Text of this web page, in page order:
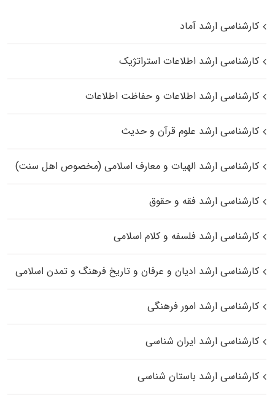
کارشناسی ارشد آماد
کارشناسی ارشد اطلاعات استراتژیک
کارشناسی ارشد اطلاعات و حفاظت اطلاعات
کارشناسی ارشد علوم قرآن و حدیث
کارشناسی ارشد الهیات و معارف اسلامی (مخصوص اهل سنت)
کارشناسی ارشد فقه و حقوق
کارشناسی ارشد فلسفه و کلام اسلامی
کارشناسی ارشد ادیان و عرفان و تاریخ فرهنگ و تمدن اسلامی
کارشناسی ارشد امور فرهنگی
کارشناسی ارشد ایران شناسی
کارشناسی ارشد باستان شناسی